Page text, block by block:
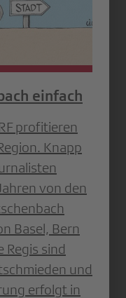
einfach
profitieren
Knapp
von den
Basel, Bern
Regis sind
und
erfolgt in